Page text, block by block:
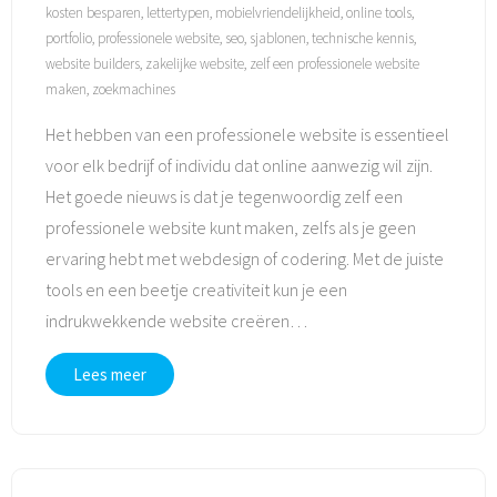
kosten besparen, lettertypen, mobielvriendelijkheid,online tools,
portfolio, professionele website, seo, sjablonen,technische kennis,
website builders, zakelijke website, zelf een professionele website
maken, zoekmachines
Het hebben van een professionele website is essentieel
voor elk bedrijf of individu dat online aanwezig wil zijn.
Het goede nieuws is dat je tegenwoordig zelf een
professionele website kunt maken, zelfs als je geen
ervaring hebt met webdesign of codering. Met de juiste
tools en een beetje creativiteit kun je een
indrukwekkende website creëren
Lees meer